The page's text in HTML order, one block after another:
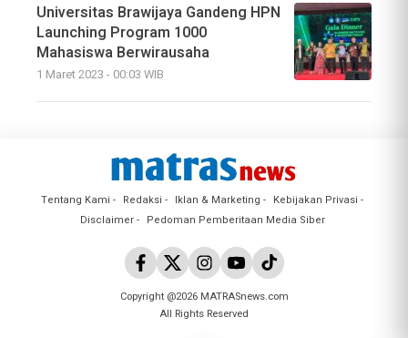
Universitas Brawijaya Gandeng HPN
Launching Program 1000
Mahasiswa Berwirausaha
1 Maret 2023 - 00:03 WIB
Tentang Kami Redaksi Iklan & Marketing
Kebijakan Privasi
Disclaimer
Pedoman Pemberitaan Media Siber
Copyright @2026 MATRASnews.com
All Rights Reserved